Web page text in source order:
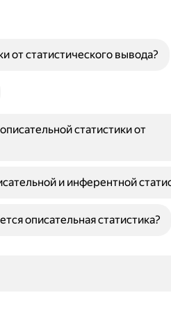
от статистического вывода?
статистики от
и инферентной
описательная статистика?